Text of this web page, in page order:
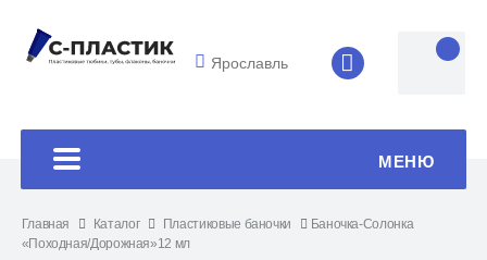
Ярославль 8 (4852) 33-
МЕНЮ
Главная Каталог Пластиковые баночки
Баночка-Солонка
«Походная/Дорожная»12 мл